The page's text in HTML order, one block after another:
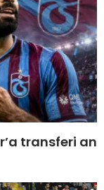
transferi an